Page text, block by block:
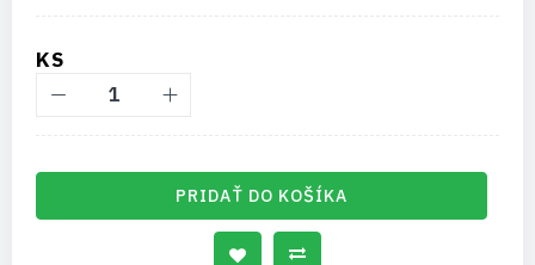
KS
PRIDAŤ DO KOŠÍKA